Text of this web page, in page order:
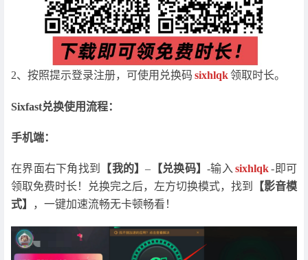
2、按照提示登录注册，可使用兑换码 sixhlqk领取时长。
Sixfast兑换使用流程：
手机端：
在界面右下角找到 【我的】– 【兑换码】-输入 sixhlqk -即可
领取免费时长！兑换完之后，左方切换模式，找到
【影音模
式】
，一键加速流畅无卡顿畅看！